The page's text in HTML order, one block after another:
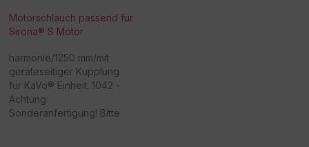
Rücknahme/Umtausch
dieser Ware nicht möglich
Verständnis! -
Beschaffungsartikel!Rückn
ahme /Umtausch nicht
möglich!
Motorschlauch passend für
Sirona® S Motor
harmonie/1250 mm/mit
geräteseitiger Kupplung
für KaVo® Einheit: 1042 -
Achtung:
Sonderanfertigung! Bitte